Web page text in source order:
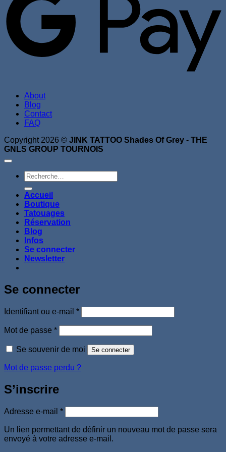
About
Blog
Contact
FAQ
Copyright 2026 © JINK TATTOO Shades Of Grey - THE
GNLS GROUP TOURNOIS
Recherche
pour :
Accueil
Boutique
Tatouages
Réservation
Blog
Infos
Se connecter
Newsletter
Se connecter
Identifiant ou e-mail *Obligatoire
Mot de passe *Obligatoire
Se souvenir de moi Se connecter
Mot de passe perdu ?
S’inscrire
Adresse e-mail *Obligatoire
Un lien permettant de définir un nouveau mot de passe sera
envoyé à votre adresse e-mail.